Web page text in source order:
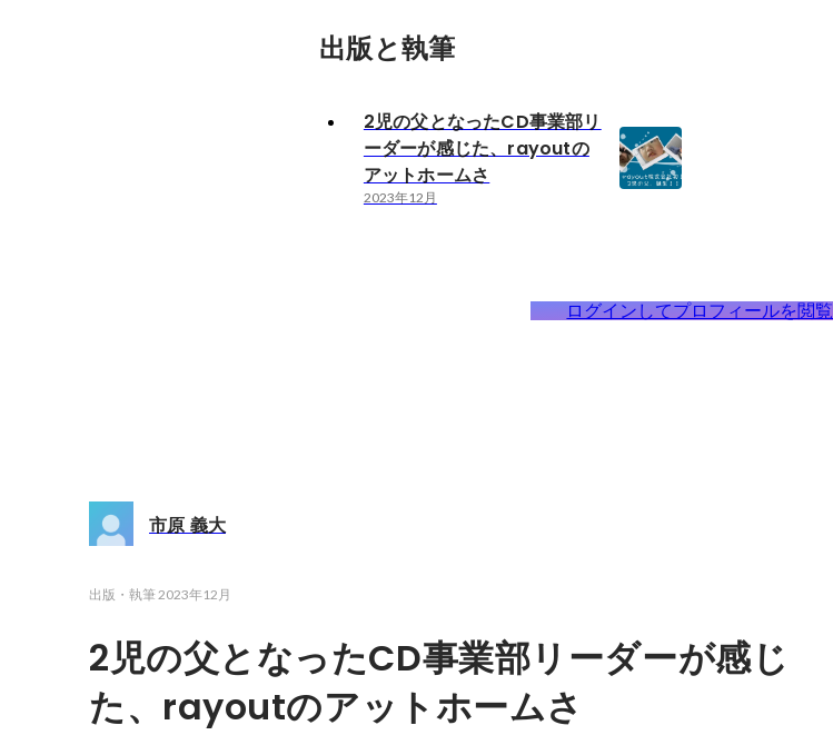
出版と執筆
2児の父となったCD事業部リ
ーダーが感じた、rayoutの
アットホームさ
2023年12月
ログインしてプロフィールを閲覧
市原 義大
出版・執筆2023年12月
2児の父となったCD事業部リーダーが感じ
た、rayoutのアットホームさ